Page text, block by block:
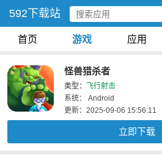
592下载站
首页 游戏 应用
怪兽猎杀者
类型： 飞行射击
系统： Android
更新：2025-09-06 15:56:11
立即下载